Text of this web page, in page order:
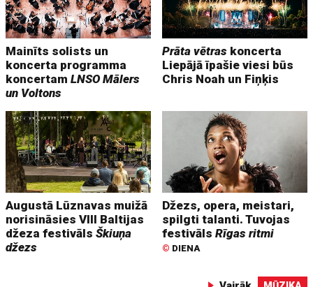
Mainīts solists un
koncerta programma
koncertamLNSO Mālers
un Voltons
Prāta vētras koncerta
Liepājā īpašie viesi būs
Chris Noah un Fiņķis
Augustā Lūznavas muižā
norisināsies VIII Baltijas
džeza festivālsŠkiuņa
džezs
Džezs, opera, meistari,
spilgti talanti. Tuvojas
festivālsRīgas ritmi
© DIENA